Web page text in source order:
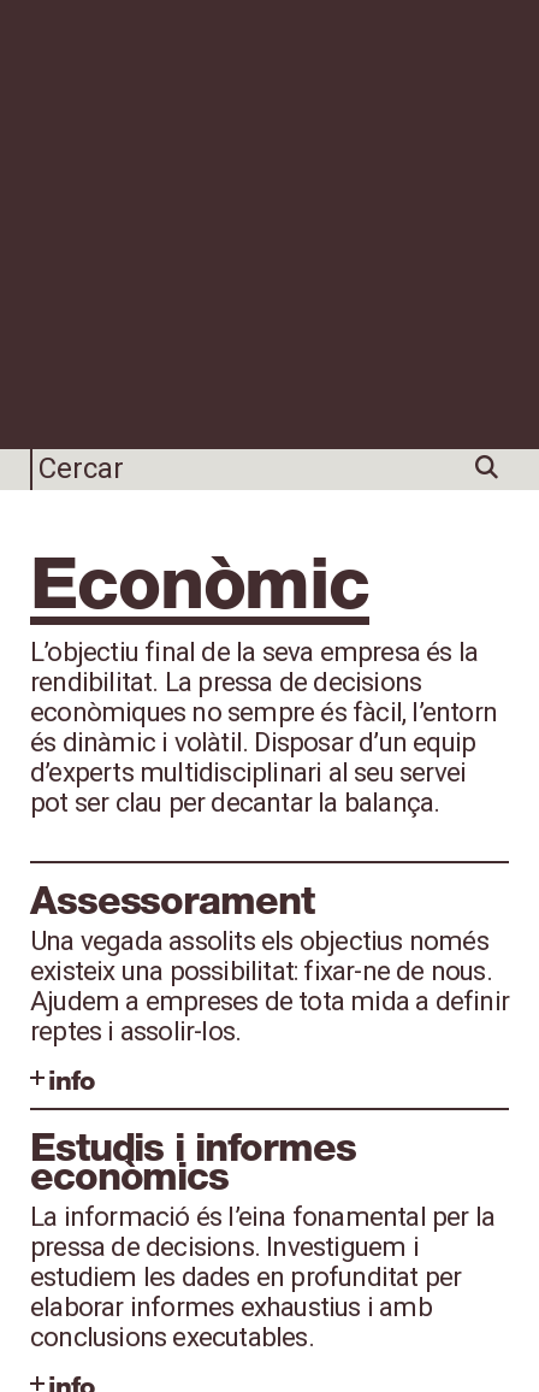
Econòmic
L’objectiu final de la seva empresa és la
rendibilitat. La pressa de decisions
econòmiques no sempre és fàcil, l’entorn
és dinàmic i volàtil. Disposar d’un equip
d’experts multidisciplinari al seu servei
pot ser clau per decantar la balança.
Assessorament
Una vegada assolits els objectius només
existeix una possibilitat: fixar-ne de nous.
Ajudem a empreses de tota mida a definir
reptes i assolir-los.
info
Estudis i informes
econòmics
La informació és l’eina fonamental per la
pressa de decisions. Investiguem i
estudiem les dades en profunditat per
elaborar informes exhaustius i amb
conclusions executables.